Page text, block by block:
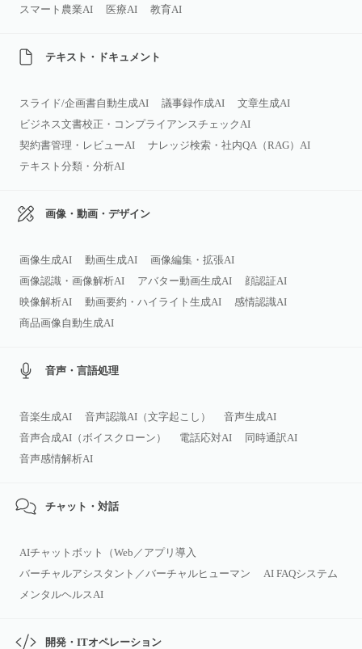
スマート農業AI 医療AI 教育AI
テキスト・ドキュメント
スライド/企画書自動生成AI 議事録作成AI
文章生成AI
ビジネス文書校正・コンプライアンスチェックAI
契約書管理・レビューAI
ナレッジ検索・社内QA（RAG）AI
テキスト分類・分析AI
画像・動画・デザイン
画像生成AI 動画生成AI
画像編集・拡張AI
画像認識・画像解析AI
アバター動画生成AI
顔認証AI
映像解析AI
動画要約・ハイライト生成AI
感情認識AI
商品画像自動生成AI
音声・言語処理
音楽生成AI 音声認識AI（文字起こし）
音声生成AI
音声合成AI（ボイスクローン）
電話応対AI
同時通訳AI
音声感情解析AI
チャット・対話
AIチャットボット（Web／アプリ導入
バーチャルアシスタント／バーチャルヒューマン
AI FAQシステム
メンタルヘルスAI
開発・ITオペレーション